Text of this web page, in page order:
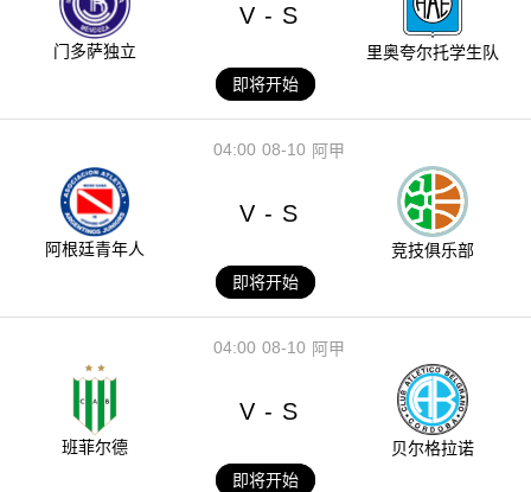
门多萨独立
V - S
里奥夸尔托学生队
即将开始
08-10
04:00 阿甲
阿根廷青年人
V - S
竞技俱乐部
即将开始
08-10
04:00 阿甲
班菲尔德
V - S
贝尔格拉诺
即将开始